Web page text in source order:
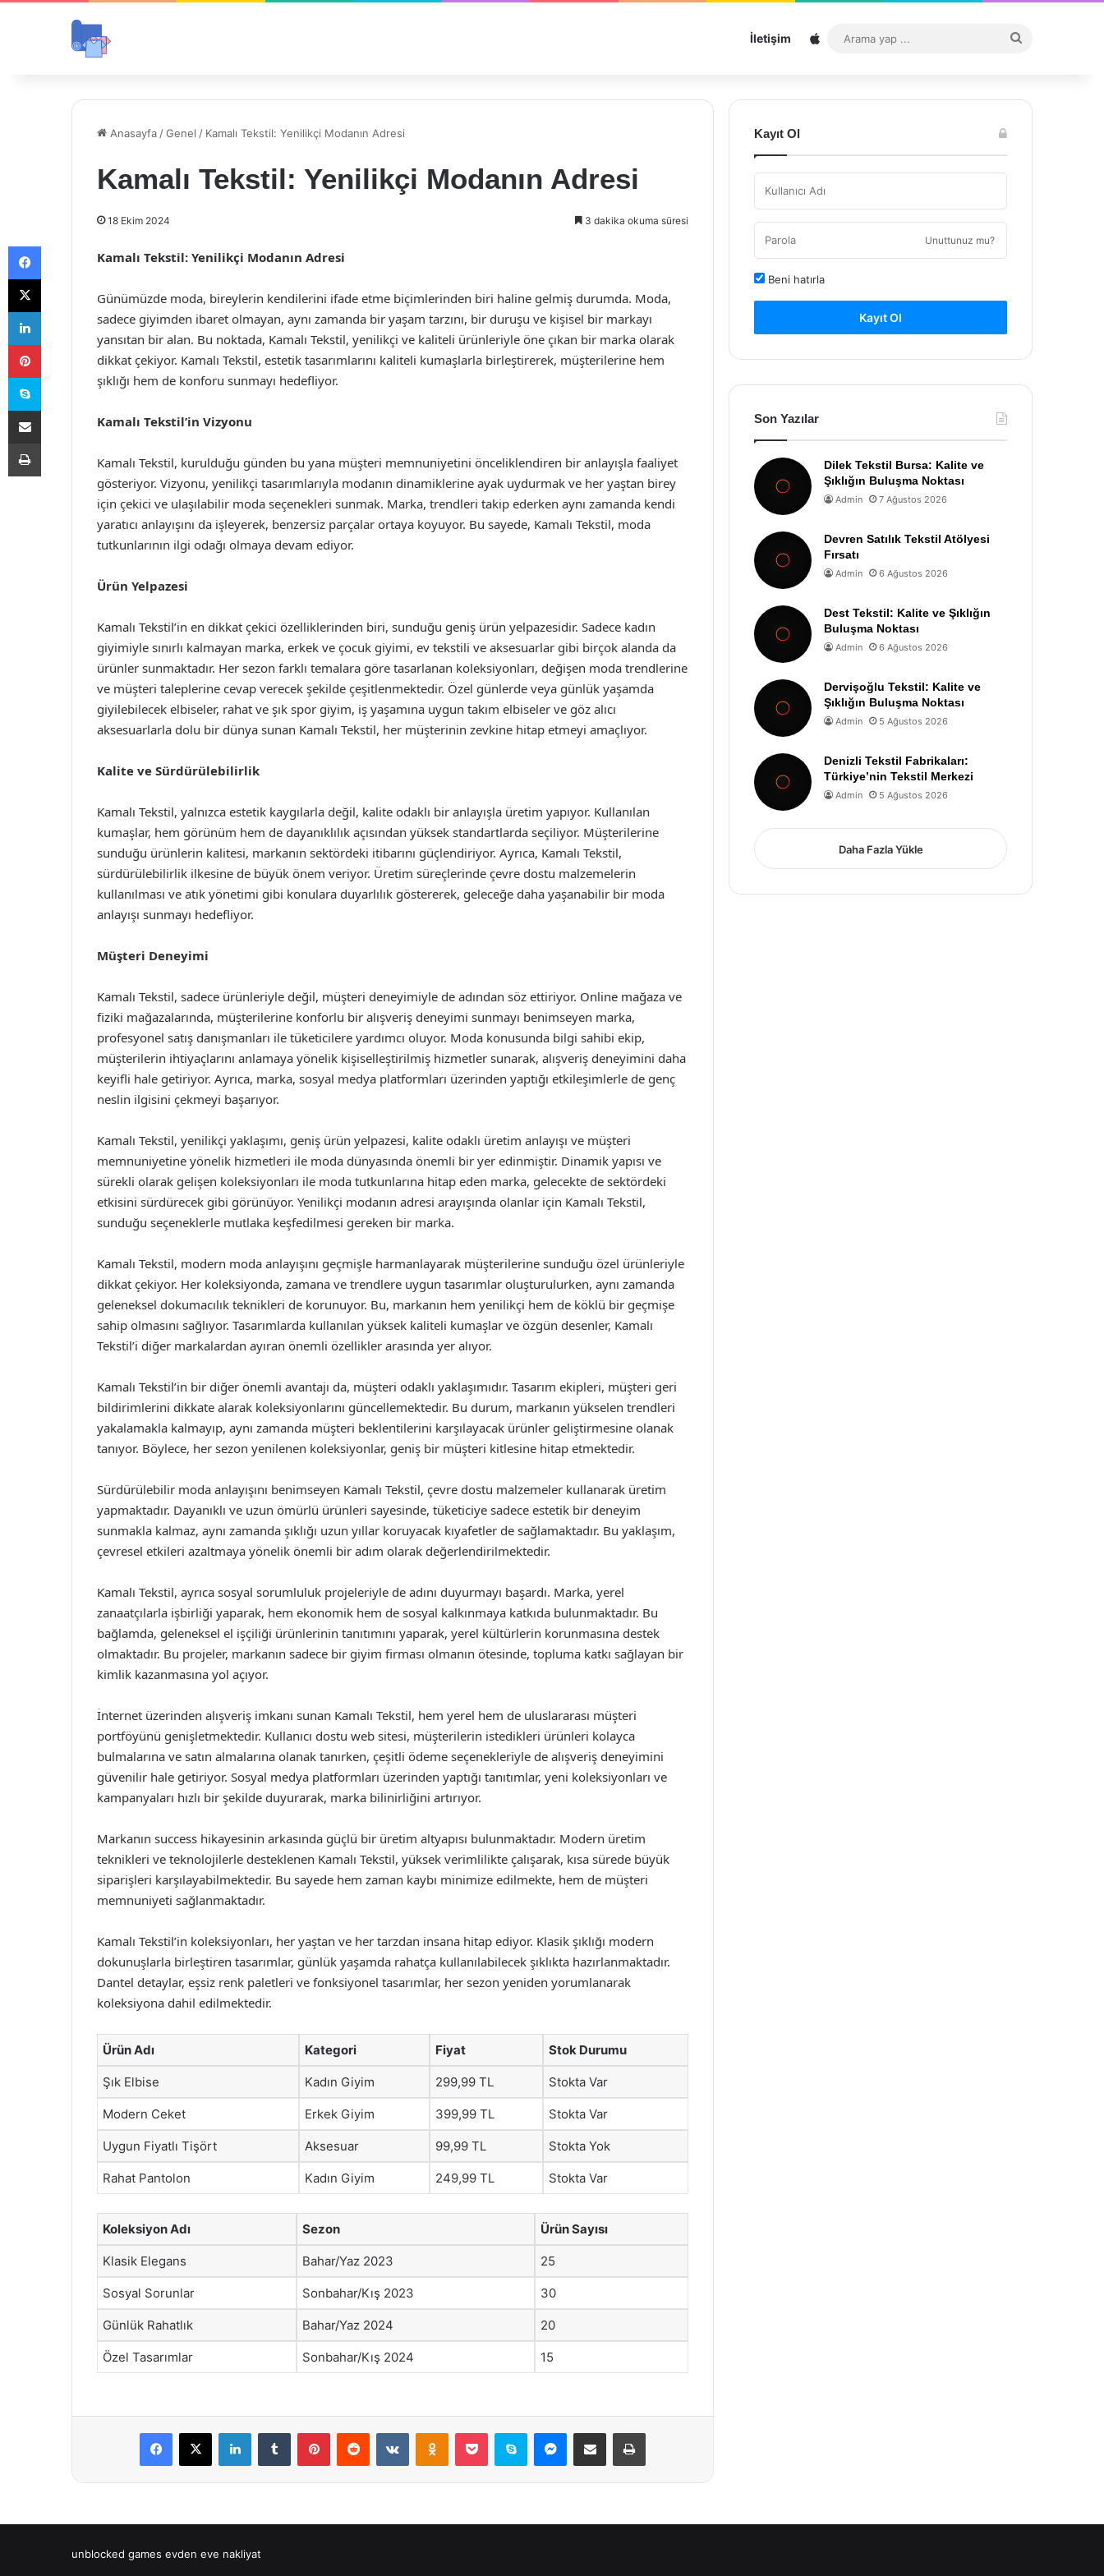
İletişim Sitemap
...
Anasayfa /Genel / Kamalı Tekstil: Yenilikçi Modanın Adresi
Kamalı Tekstil: Yenilikçi Modanın Adresi
18 Ekim 2024 3 dakika okuma süresi
Kamalı Tekstil: Yenilikçi Modanın Adresi
Günümüzde moda, bireylerin kendilerini ifade etme biçimlerinden biri haline gelmiş durumda. Moda,
sadece giyimden ibaret olmayan, aynı zamanda bir yaşam tarzını, bir duruşu ve kişisel bir markayı
yansıtan bir alan. Bu noktada, Kamalı Tekstil, yenilikçi ve kaliteli ürünleriyle öne çıkan bir marka olarak
dikkat çekiyor. Kamalı Tekstil, estetik tasarımlarını kaliteli kumaşlarla birleştirerek, müşterilerine hem
şıklığı hem de konforu sunmayı hedefliyor.
Kamalı Tekstil’in Vizyonu
Kamalı Tekstil, kurulduğu günden bu yana müşteri memnuniyetini önceliklendiren bir anlayışla faaliyet
gösteriyor. Vizyonu, yenilikçi tasarımlarıyla modanın dinamiklerine ayak uydurmak ve her yaştan birey
için çekici ve ulaşılabilir moda seçenekleri sunmak. Marka, trendleri takip ederken aynı zamanda kendi
yaratıcı anlayışını da işleyerek, benzersiz parçalar ortaya koyuyor. Bu sayede, Kamalı Tekstil, moda
tutkunlarının ilgi odağı olmaya devam ediyor.
Ürün Yelpazesi
Kamalı Tekstil’in en dikkat çekici özelliklerinden biri, sunduğu geniş ürün yelpazesidir. Sadece kadın
giyimiyle sınırlı kalmayan marka, erkek ve çocuk giyimi, ev tekstili ve aksesuarlar gibi birçok alanda da
ürünler sunmaktadır. Her sezon farklı temalara göre tasarlanan koleksiyonları, değişen moda trendlerine
ve müşteri taleplerine cevap verecek şekilde çeşitlenmektedir. Özel günlerde veya günlük yaşamda
giyilebilecek elbiseler, rahat ve şık spor giyim, iş yaşamına uygun takım elbiseler ve göz alıcı
aksesuarlarla dolu bir dünya sunan Kamalı Tekstil, her müşterinin zevkine hitap etmeyi amaçlıyor.
Kalite ve Sürdürülebilirlik
Kamalı Tekstil, yalnızca estetik kaygılarla değil, kalite odaklı bir anlayışla üretim yapıyor. Kullanılan
kumaşlar, hem görünüm hem de dayanıklılık açısından yüksek standartlarda seçiliyor. Müşterilerine
sunduğu ürünlerin kalitesi, markanın sektördeki itibarını güçlendiriyor. Ayrıca, Kamalı Tekstil,
sürdürülebilirlik ilkesine de büyük önem veriyor. Üretim süreçlerinde çevre dostu malzemelerin
kullanılması ve atık yönetimi gibi konulara duyarlılık göstererek, geleceğe daha yaşanabilir bir moda
anlayışı sunmayı hedefliyor.
Müşteri Deneyimi
Kamalı Tekstil, sadece ürünleriyle değil, müşteri deneyimiyle de adından söz ettiriyor. Online mağaza ve
fiziki mağazalarında, müşterilerine konforlu bir alışveriş deneyimi sunmayı benimseyen marka,
profesyonel satış danışmanları ile tüketicilere yardımcı oluyor. Moda konusunda bilgi sahibi ekip,
müşterilerin ihtiyaçlarını anlamaya yönelik kişiselleştirilmiş hizmetler sunarak, alışveriş deneyimini daha
keyifli hale getiriyor. Ayrıca, marka, sosyal medya platformları üzerinden yaptığı etkileşimlerle de genç
neslin ilgisini çekmeyi başarıyor.
Kamalı Tekstil, yenilikçi yaklaşımı, geniş ürün yelpazesi, kalite odaklı üretim anlayışı ve müşteri
memnuniyetine yönelik hizmetleri ile moda dünyasında önemli bir yer edinmiştir. Dinamik yapısı ve
sürekli olarak gelişen koleksiyonları ile moda tutkunlarına hitap eden marka, gelecekte de sektördeki
etkisini sürdürecek gibi görünüyor. Yenilikçi modanın adresi arayışında olanlar için Kamalı Tekstil,
sunduğu seçeneklerle mutlaka keşfedilmesi gereken bir marka.
Kamalı Tekstil, modern moda anlayışını geçmişle harmanlayarak müşterilerine sunduğu özel ürünleriyle
dikkat çekiyor. Her koleksiyonda, zamana ve trendlere uygun tasarımlar oluşturulurken, aynı zamanda
geleneksel dokumacılık teknikleri de korunuyor. Bu, markanın hem yenilikçi hem de köklü bir geçmişe
sahip olmasını sağlıyor. Tasarımlarda kullanılan yüksek kaliteli kumaşlar ve özgün desenler, Kamalı
Tekstil’i diğer markalardan ayıran önemli özellikler arasında yer alıyor.
Kamalı Tekstil’in bir diğer önemli avantajı da, müşteri odaklı yaklaşımıdır. Tasarım ekipleri, müşteri geri
bildirimlerini dikkate alarak koleksiyonlarını güncellemektedir. Bu durum, markanın yükselen trendleri
yakalamakla kalmayıp, aynı zamanda müşteri beklentilerini karşılayacak ürünler geliştirmesine olanak
tanıyor. Böylece, her sezon yenilenen koleksiyonlar, geniş bir müşteri kitlesine hitap etmektedir.
Sürdürülebilir moda anlayışını benimseyen Kamalı Tekstil, çevre dostu malzemeler kullanarak üretim
yapmaktadır. Dayanıklı ve uzun ömürlü ürünleri sayesinde, tüketiciye sadece estetik bir deneyim
sunmakla kalmaz, aynı zamanda şıklığı uzun yıllar koruyacak kıyafetler de sağlamaktadır. Bu yaklaşım,
çevresel etkileri azaltmaya yönelik önemli bir adım olarak değerlendirilmektedir.
Kamalı Tekstil, ayrıca sosyal sorumluluk projeleriyle de adını duyurmayı başardı. Marka, yerel
zanaatçılarla işbirliği yaparak, hem ekonomik hem de sosyal kalkınmaya katkıda bulunmaktadır. Bu
bağlamda, geleneksel el işçiliği ürünlerinin tanıtımını yaparak, yerel kültürlerin korunmasına destek
olmaktadır. Bu projeler, markanın sadece bir giyim firması olmanın ötesinde, topluma katkı sağlayan bir
kimlik kazanmasına yol açıyor.
İnternet üzerinden alışveriş imkanı sunan Kamalı Tekstil, hem yerel hem de uluslararası müşteri
portföyünü genişletmektedir. Kullanıcı dostu web sitesi, müşterilerin istedikleri ürünleri kolayca
bulmalarına ve satın almalarına olanak tanırken, çeşitli ödeme seçenekleriyle de alışveriş deneyimini
güvenilir hale getiriyor. Sosyal medya platformları üzerinden yaptığı tanıtımlar, yeni koleksiyonları ve
kampanyaları hızlı bir şekilde duyurarak, marka bilinirliğini artırıyor.
Markanın success hikayesinin arkasında güçlü bir üretim altyapısı bulunmaktadır. Modern üretim
teknikleri ve teknolojilerle desteklenen Kamalı Tekstil, yüksek verimlilikte çalışarak, kısa sürede büyük
siparişleri karşılayabilmektedir. Bu sayede hem zaman kaybı minimize edilmekte, hem de müşteri
memnuniyeti sağlanmaktadır.
Kamalı Tekstil’in koleksiyonları, her yaştan ve her tarzdan insana hitap ediyor. Klasik şıklığı modern
dokunuşlarla birleştiren tasarımlar, günlük yaşamda rahatça kullanılabilecek şıklıkta hazırlanmaktadır.
Dantel detaylar, eşsiz renk paletleri ve fonksiyonel tasarımlar, her sezon yeniden yorumlanarak
koleksiyona dahil edilmektedir.
Ürün Adı Kategori Fiyat Stok Durumu
Şık Elbise Kadın Giyim 299,99 TL Stokta Var
Modern Ceket Erkek Giyim 399,99 TL Stokta Var
Uygun Fiyatlı Tişört Aksesuar 99,99 TL Stokta Yok
Rahat Pantolon Kadın Giyim 249,99 TL Stokta Var
Koleksiyon Adı Sezon Ürün Sayısı
Klasik Elegans Bahar/Yaz 2023 25
Sosyal Sorunlar Sonbahar/Kış 2023 30
Günlük Rahatlık Bahar/Yaz 2024 20
Özel Tasarımlar Sonbahar/Kış 2024 15
Facebook
X LinkedInTumblr PinterestReddit VKontakteOdnoklassniki
Pocket Skype Messenger
E-Posta ile paylaş Yazdır
Kayıt Ol
Unuttunuz mu?
Beni hatırla
Kayıt Ol
Son Yazılar
Dilek Tekstil Bursa: Kalite ve
Şıklığın Buluşma Noktası
Admin 7 Ağustos 2026
Devren Satılık Tekstil Atölyesi
Fırsatı
Admin 6 Ağustos 2026
Dest Tekstil: Kalite ve Şıklığın
Buluşma Noktası
Admin 6 Ağustos 2026
Dervişoğlu Tekstil: Kalite ve
Şıklığın Buluşma Noktası
Admin 5 Ağustos 2026
Denizli Tekstil Fabrikaları:
Türkiye’nin Tekstil Merkezi
Admin 5 Ağustos 2026
Daha Fazla Yükle
unblocked games evden eve nakliyat
Facebook
X
LinkedIn
Pinterest
Skype
E-Posta ile paylaş